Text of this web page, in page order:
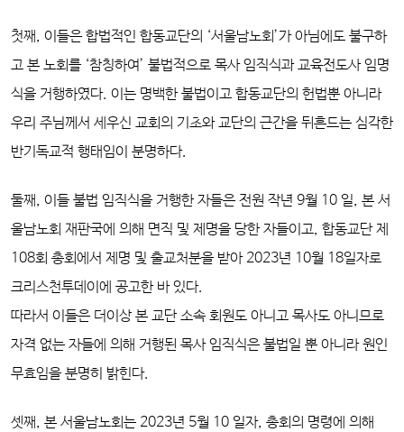
첫째, 이들은 합법적인 합동교단의 ‘서울남노회’가 아님에도 불구하
고 본 노회를 ‘참칭하여’ 불법적으로 목사 임직식과 교육전도사 임명
식을 거행하였다. 이는 명백한 불법이고 합동교단의 헌법뿐 아니라
우리 주님께서 세우신 교회의 기초와 교단의 근간을 뒤흔드는 심각한
반기독교적 행태임이 분명하다.
둘째, 이들 불법 임직식을 거행한 자들은 전원 작년 9월 10 일, 본 서
울남노회 재판국에 의해 면직 및 제명을 당한 자들이고, 합동교단 제
108회 총회에서 제명 및 출교처분을 받아 2023년 10월 18일자로
크리스천투데이에 공고한 바 있다.
따라서 이들은 더이상 본 교단 소속 회원도 아니고 목사도 아니므로
자격 없는 자들에 의해 거행된 목사 임직식은 불법일 뿐 아니라 원인
무효임을 분명히 밝힌다.
셋째, 본 서울남노회는 2023년 5월 10 일자, 총회의 명령에 의해